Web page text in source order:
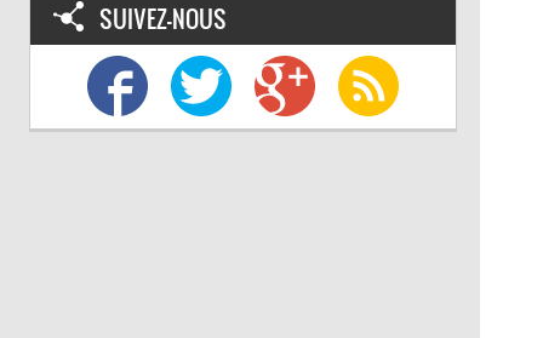
SUIVEZ-NOUS